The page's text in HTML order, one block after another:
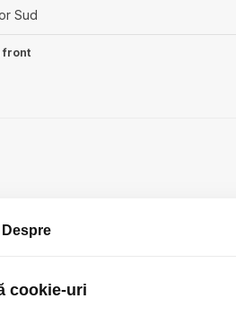
Sud
front
Despre
cookie-uri